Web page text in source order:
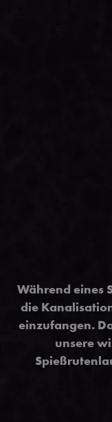
Während eines
die
einzufangen.
unsere